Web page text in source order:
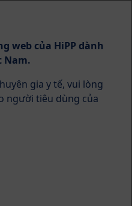
đang bị đe
web của HiPP dành
Nam.
gia y tế, vui lòng
người tiêu dùng của